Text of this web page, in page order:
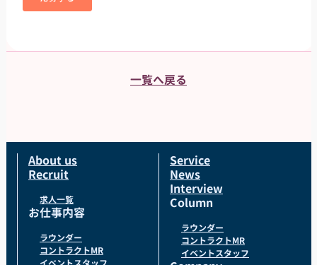
一覧へ戻る
About us
Recruit
求人一覧
お仕事内容
ラウンダー
コントラクトMR
Service
News
Interview
Column
ラウンダー
コントラクトMR
イベントスタッフ